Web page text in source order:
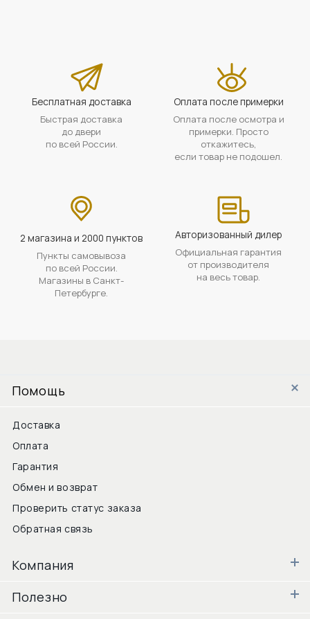
Бесплатная доставка
Быстрая доставка
до двери
по всей России.
Оплата после примерки
Оплата после осмотра и
примерки. Просто
откажитесь,
если товар не подошел.
2 магазина и 2000 пунктов
Пункты самовывоза
по всей России.
Магазины в Санкт-
Петербурге.
Авторизованный дилер
Официальная гарантия
от производителя
на весь товар.
Помощь
Доставка
Оплата
Гарантия
Обмен и возврат
Проверить статус заказа
Обратная связь
Компания
Полезно